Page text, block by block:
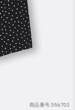
商品番号:356702